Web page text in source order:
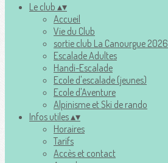
Le club ▴▾
Accueil
Vie du Club
sortie club La Canourgue 2026
Escalade Adultes
Handi-Escalade
Ecole d'escalade (jeunes)
Ecole d'Aventure
Alpinisme et Ski de rando
Infos utiles▴▾
Horaires
Tarifs
Accès et contact